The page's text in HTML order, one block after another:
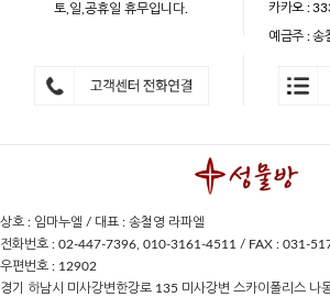
토,일,공휴일 휴무입니다.
카카오 :
예금주 : 송
상호 : 임마누엘 / 대표 : 송철영 라파엘
전화번호 : 02-447-7396, 010-3161-4511 / FAX : 031-
우편번호 : 12902
경기 하남시 미사강변한강로 135 미사강변 스카이폴리스 나